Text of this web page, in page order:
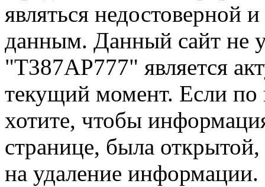
являться недостоверной
данным. Данный сайт не
"Т387АР777" является
текущий момент. Если
хотите, чтобы
странице, была открытой,
на удаление информации.